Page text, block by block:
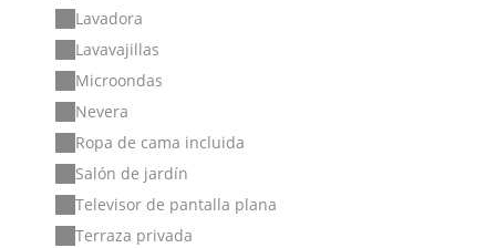
Lavadora
Lavavajillas
Microondas
Nevera
Ropa de cama incluida
Salón de jardín
Televisor de pantalla plana
Terraza privada